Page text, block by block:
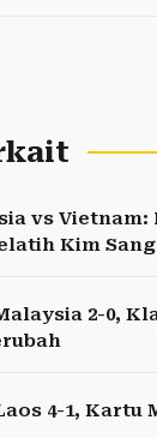
vs Vietnam:
Kim
2-0,
4-1, Kartu